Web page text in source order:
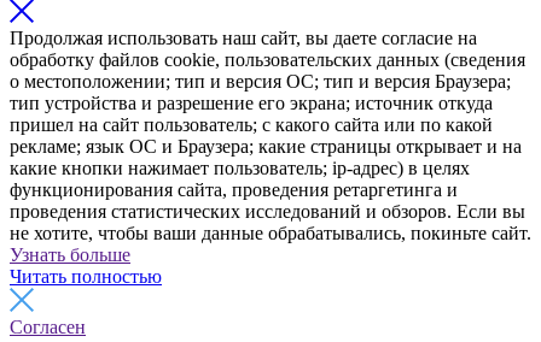
Продолжая использовать наш сайт, вы даете согласие на
обработку файлов cookie, пользовательских данных (сведения
о местоположении; тип и версия ОС; тип и версия Браузера;
тип устройства и разрешение его экрана; источник откуда
пришел на сайт пользователь; с какого сайта или по какой
рекламе; язык ОС и Браузера; какие страницы открывает и на
какие кнопки нажимает пользователь; ip-адрес) в целях
функционирования сайта, проведения ретаргетинга и
проведения статистических исследований и обзоров. Если вы
не хотите, чтобы ваши данные обрабатывались, покиньте сайт.
Узнать больше
Читать полностью
Согласен